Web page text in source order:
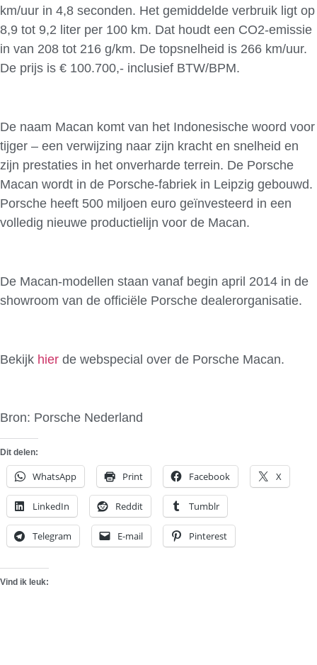
km/uur in 4,8 seconden. Het gemiddelde verbruik ligt op
8,9 tot 9,2 liter per 100 km. Dat houdt een CO2-emissie
in van 208 tot 216 g/km. De topsnelheid is 266 km/uur.
De prijs is € 100.700,- inclusief BTW/BPM.
De naam Macan komt van het Indonesische woord voor
tijger – een verwijzing naar zijn kracht en snelheid en
zijn prestaties in het onverharde terrein. De Porsche
Macan wordt in de Porsche-fabriek in Leipzig gebouwd.
Porsche heeft 500 miljoen euro geïnvesteerd in een
volledig nieuwe productielijn voor de Macan.
De Macan-modellen staan vanaf begin april 2014 in de
showroom van de officiële Porsche dealerorganisatie.
Bekijk hier de webspecial over de Porsche Macan.
Bron: Porsche Nederland
Dit delen:
WhatsApp Print Facebook X
LinkedIn Reddit Tumblr
Telegram E-mail Pinterest
Vind ik leuk: